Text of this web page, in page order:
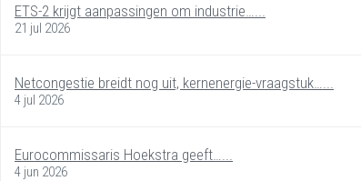
ETS-2 krijgt aanpassingen om industrie…...
21 jul 2026
Netcongestie breidt nog uit, kernenergie-vraagstuk…...
4 jul 2026
Eurocommissaris Hoekstra geeft…...
4 jun 2026